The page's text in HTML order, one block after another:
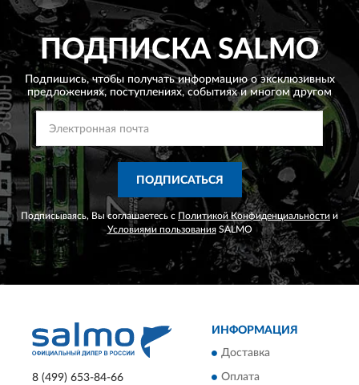
ПОДПИСКАSALMO
Подпишись, чтобы получать информацию о эксклюзивных
предложениях, поступлениях, событиях и многом другом
ПОДПИСАТЬСЯ
Подписываясь, Вы соглашаетесь с Политикой Конфиденциальности и
Условиями пользованияSALMO
8 (499) 653-84-66
ИНФОРМАЦИЯ
Доставка
Оплата